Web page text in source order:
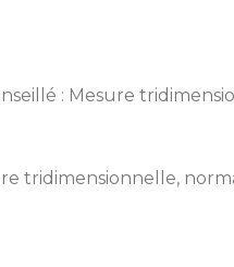
: Mesure
tridimensionnelle,